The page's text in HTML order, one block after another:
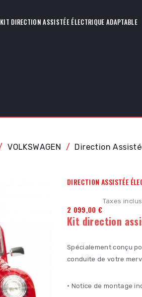
KIT DIRECTION ASSISTÉE ÉLECTRIQUE ADAPTABLE
VOLKSWAGEN Direction
DIRECTION ASSISTÉE
2 099,00 €
Taxes
Kit direction
Spécialement conçu
conduite de votre
• Notice de montage